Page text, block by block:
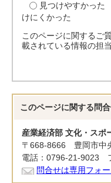
見つけやすかった
けにくかった
このページに関するご
載されている情報の担
このページに関する 問
産業経済部 文化・スポ
〒668-8666 豊岡市中
電話：0796-21-9023
問合せは専用フォ